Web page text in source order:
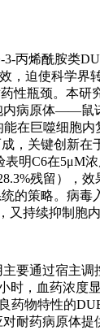
丙烯酰胺类
，迫使科学界
性瓶颈。本研
内病原体——鼠
在巨噬细胞
，关键创新
明C6在5μM
残留），
的策略。病毒
又持续抑制胞内
要通过宿主
，血药浓度
药物特性的
耐药病原体提